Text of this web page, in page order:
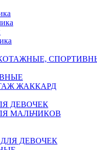
ЖАККАРД
ДЕВОЧЕК
МАЛЬЧИКОВ
ДЕВОЧЕК